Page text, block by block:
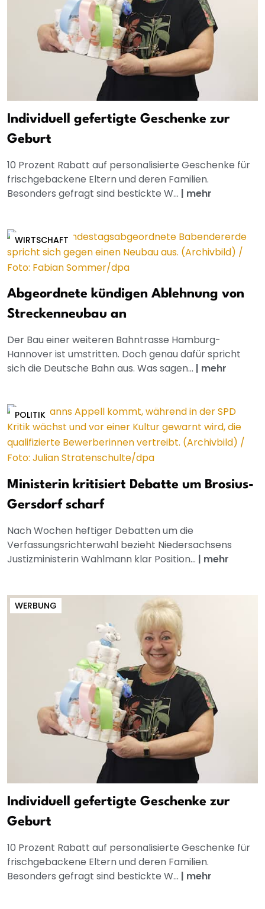
Individuell gefertigte Geschenke zur
Geburt
10 Prozent Rabatt auf personalisierte Geschenke für
frischgebackene Eltern und deren Familien.
Besonders gefragt sind bestickte W... | mehr
WIRTSCHAFT
Abgeordnete kündigen Ablehnung von
Streckenneubau an
Der Bau einer weiteren Bahntrasse Hamburg-
Hannover ist umstritten. Doch genau dafür spricht
sich die Deutsche Bahn aus. Was sagen... | mehr
POLITIK
Ministerin kritisiert Debatte um Brosius-
Gersdorf scharf
Nach Wochen heftiger Debatten um die
Verfassungsrichterwahl bezieht Niedersachsens
Justizministerin Wahlmann klar Position... | mehr
WERBUNG
Individuell gefertigte Geschenke zur
Geburt
10 Prozent Rabatt auf personalisierte Geschenke für
frischgebackene Eltern und deren Familien.
Besonders gefragt sind bestickte W... | mehr